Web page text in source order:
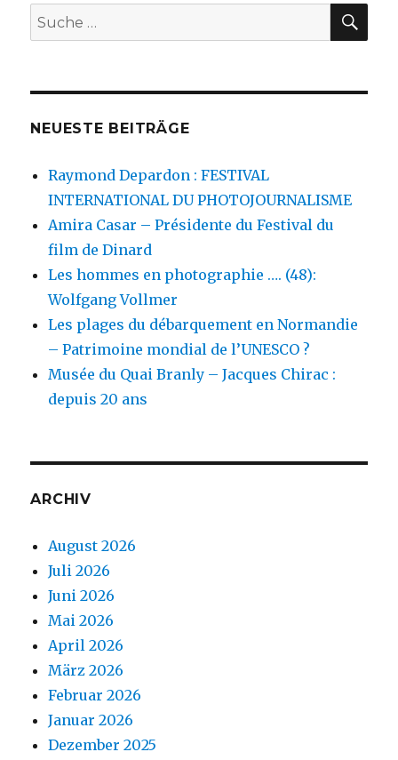
Suche
nach:
NEUESTE BEITRÄGE
Raymond Depardon : FESTIVAL
INTERNATIONAL DU PHOTOJOURNALISME
Amira Casar – Présidente du Festival du
film de Dinard
Les hommes en photographie …. (48):
Wolfgang Vollmer
Les plages du débarquement en Normandie
– Patrimoine mondial de l’UNESCO ?
Musée du Quai Branly – Jacques Chirac :
depuis 20 ans
ARCHIV
August 2026
Juli 2026
Juni 2026
Mai 2026
April 2026
März 2026
Februar 2026
Januar 2026
Dezember 2025